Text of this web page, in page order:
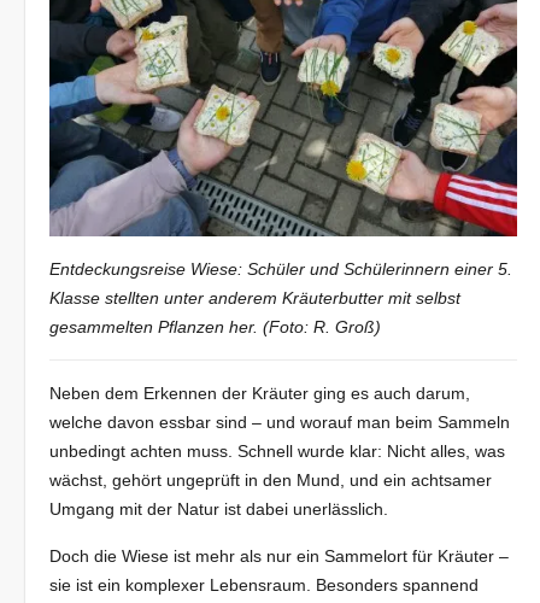
Entdeckungsreise Wiese: Schüler und Schülerinnern einer 5.
Klasse stellten unter anderem Kräuterbutter mit selbst
gesammelten Pflanzen her. (Foto: R. Groß)
Neben dem Erkennen der Kräuter ging es auch darum,
welche davon essbar sind – und worauf man beim Sammeln
unbedingt achten muss. Schnell wurde klar: Nicht alles, was
wächst, gehört ungeprüft in den Mund, und ein achtsamer
Umgang mit der Natur ist dabei unerlässlich.
Doch die Wiese ist mehr als nur ein Sammelort für Kräuter –
sie ist ein komplexer Lebensraum. Besonders spannend